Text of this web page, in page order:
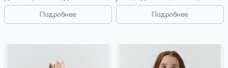
дети
Подробнее
дошкольники, дети
Подробнее